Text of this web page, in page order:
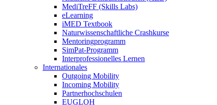
MediTreFF (Skills Labs)
eLearning
iMED Textbook
Naturwissenschaftliche Crashkurse
Mentoringprogramm
SimPat-Programm
Interprofessionelles Lernen
Internationales
Outgoing Mobility
Incoming Mobility
Partnerhochschulen
EUGLOH